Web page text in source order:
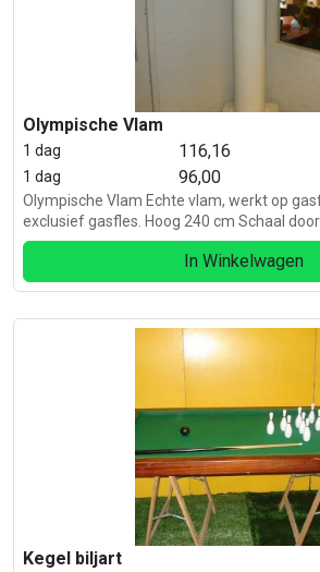
Olympische Vlam
1 dag 116,16
1 dag
96,00
Olympische Vlam Echte vlam, werkt op
exclusief gasfles. Hoog 240 cm Schaal
In Winkelwagen
Kegel biljart